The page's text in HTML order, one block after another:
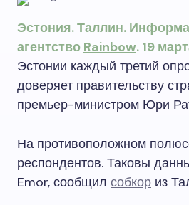
Эстония. Таллин.
агентство Rainbow. 19
Эстонии каждый третий
доверяет правительству
премьер-министром Юри
На противоположном
респондентов. Таковы
Emor, сообщил собкор из